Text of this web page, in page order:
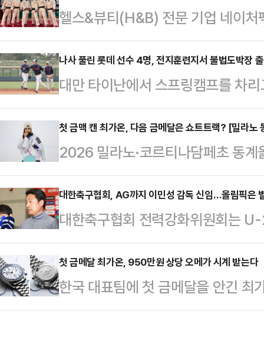
헬스&뷰티(H&B) 전문 기업 네이
원주시를 연고로 하는 직장운동경
민간 기업이 주도하는 실업팀 모델
선수 육성을 통해 국제무대에서의
남자유도팀은 초대 감독 김기욱, 코
을 보유한 정기영(-60kg), 이도
(-90kg) 선수 등 총 6명 규모로 구
나사 풀린 롯데 선수 4명, 전지훈련지서 불법도박장 출
대만 타이난에서 스프링캠프를 차
자이언츠가 소속 선수의 불법 도박
츠는 13일 "선수를 면담을 실시한
만에서 불법으로 분류된 장소에 방
를 불문하고 KBO와 구단 내규에
귀국 조치할 예정"이라며 "KBO 클
구단도 이에 상응하는 조처를 내릴
상황을 심각하게…
첫 금맥 캔 최가온, 다음 금메달은 쇼트트랙? [밀라노
2026 밀라노·코르티나담페초 동
합 순위 10위 이내 진입을 목표로
개막 이후 6일 만에 첫 금메달을 수
아 리비뇨 스노파크에서 열린
키 스노보드 여자 하프파이프 결
이 김(미국)을 제치고 우승을 차지
나담페초 동계 올림픽 한국 선수단
1호 금메달의…
대한축구협회, AG까지 이민성 감독 신임…올림픽은
대한축구협회 전력강화위원회는
난 10일 경기도 모처에서 다시 한
위원장을 포함한 전력강화위원 전
태프 전원이 직접 참석해 지난 1월
와 함께 향후 U-23 대표팀 운영체
첫 금메달 최가온, 950만원 상당 오메가 시계 받는다
한국 대표팀에 첫 금메달을 안긴 최
온은 13일(한국시간) 이탈리아 리